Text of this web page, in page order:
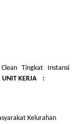
Tingkat Instansi
UNIT KERJA:
Kelurahan